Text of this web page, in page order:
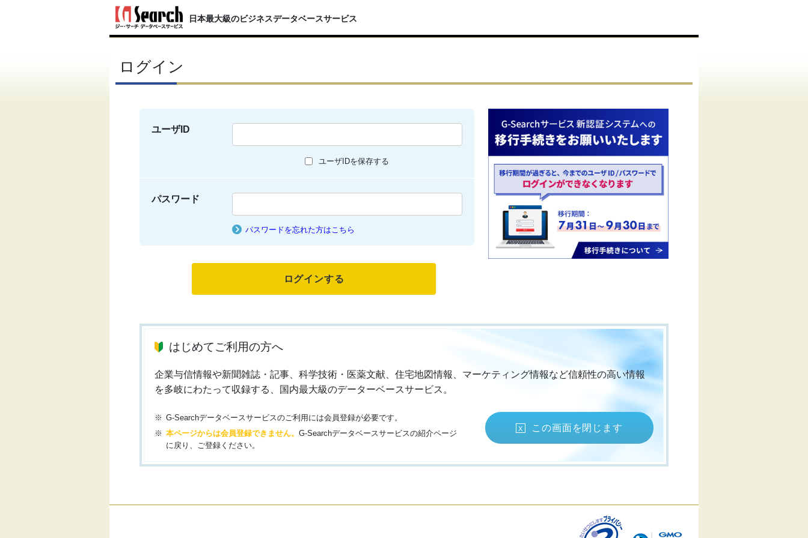
日本最大級のビジネスデータベースサービス
ログイン
ユーザID
ユーザIDを保存する
パスワード
パスワードを忘れた方はこちら
はじめてご利用の方へ
企業与信情報や新聞雑誌・記事、科学技術・医薬文献、住宅地図情報、マーケティング情報など信頼性の高い情報
を多岐にわたって収録する、国内最大級のデーターベースサービス。
G-Searchデータベースサービスのご利用には会員登録が必要です。
本ページからは会員登録できません。G-Searchデータベースサービスの紹介ページ
に戻り、ご登録ください。
この画面を閉じます